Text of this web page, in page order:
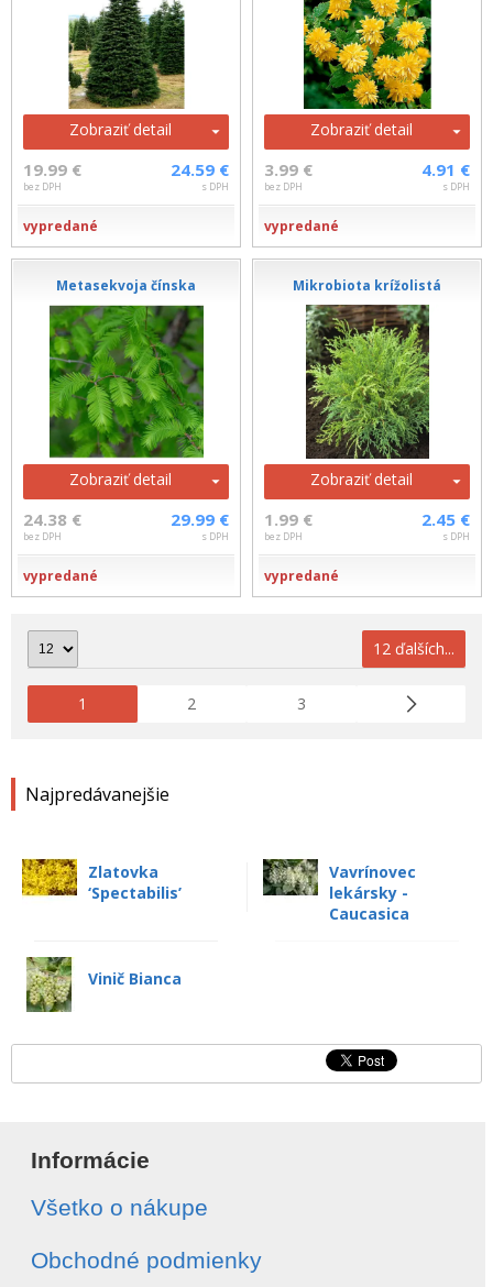
Najpredávanejšie
Zlatovka
‘Spectabilis’
Vavrínovec
lekársky -
Caucasica
Vinič Bianca
Zobraziť detail
19.99 €
bez DPH
24.59 €
s DPH
vypredané
Zobraziť detail
3.99 €
bez DPH
4.91 €
s DPH
vypredané
Metasekvoja čínska
Zobraziť detail
24.38 €
bez DPH
29.99 €
s DPH
vypredané
Mikrobiota krížolistá
Zobraziť detail
1.99 €
bez DPH
2.45 €
s DPH
vypredané
12 ďalších...
1 2 3
Informácie
Všetko o nákupe
Obchodné podmienky